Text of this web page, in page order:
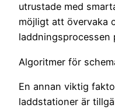
utrustade med
möjligt att övervaka
Algoritmer för
En annan viktig
laddstationer är